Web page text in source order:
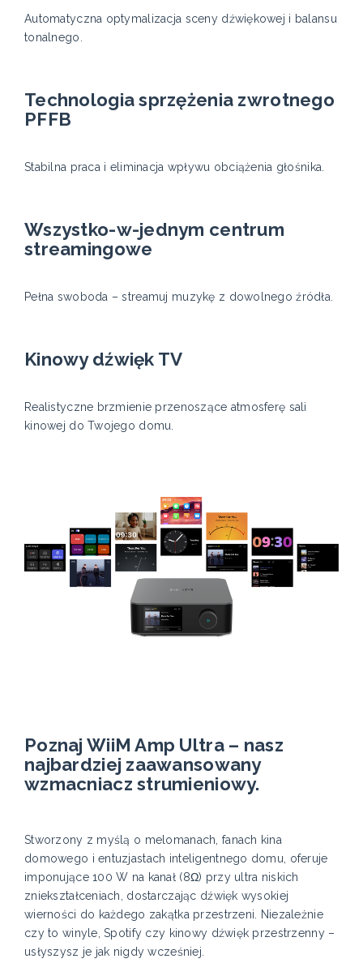
Automatyczna optymalizacja sceny dźwiękowej i balansu
tonalnego.
Technologia sprzężenia zwrotnego
PFFB
Stabilna praca i eliminacja wpływu obciążenia głośnika.
Wszystko-w-jednym centrum
streamingowe
Pełna swoboda – streamuj muzykę z dowolnego źródła.
Kinowy dźwięk TV
Realistyczne brzmienie przenoszące atmosferę sali
kinowej do Twojego domu.
Poznaj WiiM Amp Ultra – nasz
najbardziej zaawansowany
wzmacniacz strumieniowy.
Stworzony z myślą o melomanach, fanach kina
domowego i entuzjastach inteligentnego domu, oferuje
imponujące 100 W na kanał (8Ω) przy ultra niskich
zniekształceniach, dostarczając dźwięk wysokiej
wierności do każdego zakątka przestrzeni. Niezależnie
czy to winyle, Spotify czy kinowy dźwięk przestrzenny –
usłyszysz je jak nigdy wcześniej.